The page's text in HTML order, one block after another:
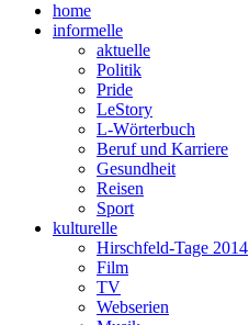
home
informelle
aktuelle
Politik
Pride
LeStory
L-Wörterbuch
Beruf und Karriere
Gesundheit
Reisen
Sport
kulturelle
Hirschfeld-Tage 2014
Film
TV
Webserien